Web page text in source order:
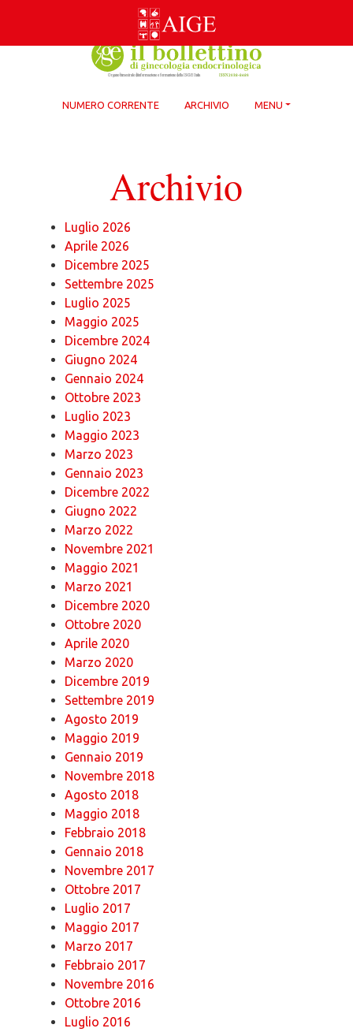
NUMERO CORRENTE ARCHIVIO MENU
Archivio
Luglio 2026
Aprile 2026
Dicembre 2025
Settembre 2025
Luglio 2025
Maggio 2025
Dicembre 2024
Giugno 2024
Gennaio 2024
Ottobre 2023
Luglio 2023
Maggio 2023
Marzo 2023
Gennaio 2023
Dicembre 2022
Giugno 2022
Marzo 2022
Novembre 2021
Maggio 2021
Marzo 2021
Dicembre 2020
Ottobre 2020
Aprile 2020
Marzo 2020
Dicembre 2019
Settembre 2019
Agosto 2019
Maggio 2019
Gennaio 2019
Novembre 2018
Agosto 2018
Maggio 2018
Febbraio 2018
Gennaio 2018
Novembre 2017
Ottobre 2017
Luglio 2017
Maggio 2017
Marzo 2017
Febbraio 2017
Novembre 2016
Ottobre 2016
Luglio 2016